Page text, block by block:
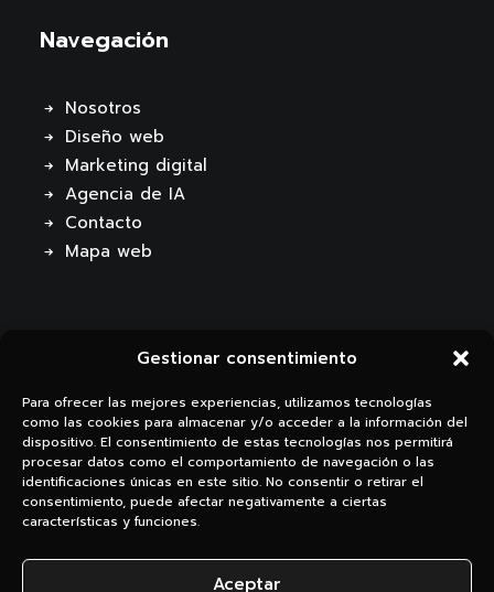
Gestionar consentimiento
Para ofrecer las mejores experiencias, utilizamos tecnologías
como las cookies para almacenar y/o acceder a la información del
dispositivo. El consentimiento de estas tecnologías nos permitirá
procesar datos como el comportamiento de navegación o las
identificaciones únicas en este sitio. No consentir o retirar el
consentimiento, puede afectar negativamente a ciertas
características y funciones.
Aceptar
Navegación
Nosotros
Diseño web
Marketing digital
Agencia de IA
Contacto
Mapa web
Li. Ig.